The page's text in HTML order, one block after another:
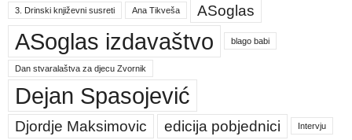
3. Drinski književni susreti Ana Tikveša ASoglas
ASoglas izdavaštvo blago babi
Dan stvaralaštva za djecu Zvornik
Dejan Spasojević
Djordje Maksimovic edicija pobjednici Intervju